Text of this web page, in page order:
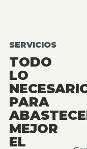
SERVICIOS
TODO
LO
PARA
MEJOR
EL